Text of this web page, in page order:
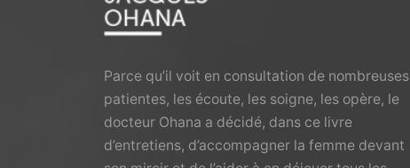
Parce qu’il voit en consultation de nombreuses
patientes, les écoute, les soigne, les opère, le
docteur Ohana a décidé, dans ce livre
d’entretiens, d’accompagner la femme devant